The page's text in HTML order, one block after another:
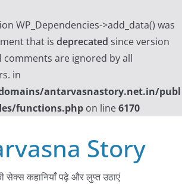
WP_Dependencies->add_data() was
that is deprecated since version
comments are ignored by all
in
antarvasnastory.net.in/publ
functions.php on line6170
Story
सेक्स कहानियाँ पढ़े और लुप्त उठाएं